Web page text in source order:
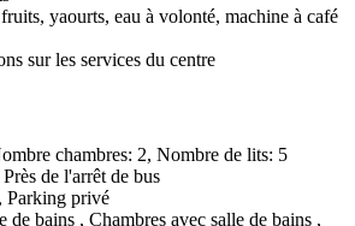
yaourts, eau à volonté, machine à café
sur les services du centre
chambres: 2, Nombre de lits: 5
de l'arrêt de bus
Parking privé
de bains , Chambres avec salle de bains ,